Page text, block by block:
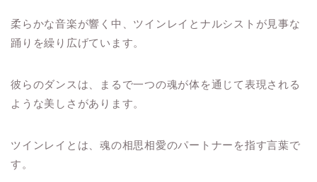
柔らかな音楽が響く中、ツインレイとナルシストが見事な
踊りを繰り広げています。
彼らのダンスは、まるで一つの魂が体を通じて表現される
ような美しさがあります。
ツインレイとは、魂の相思相愛のパートナーを指す言葉で
す。